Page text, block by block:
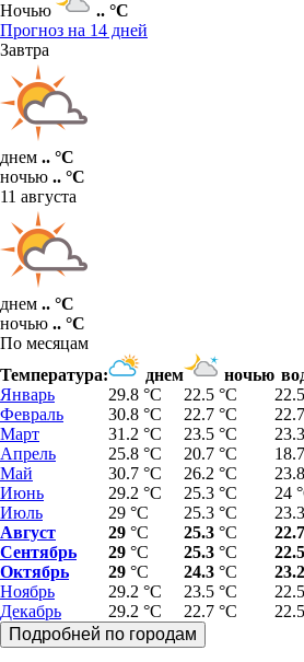
Ночью
.. °C
Прогноз на 14 дней
Завтра
днем .. °C
ночью .. °C
11 августа
днем .. °C
ночью .. °C
По месяцам
Температура:
днем ночью
Январь
29.8 °C 22.5 °C
Февраль
30.8 °C 22.7 °C
Март
31.2 °C 23.5 °C
Апрель
25.8 °C 20.7 °C
Май
30.7 °C 26.2 °C
Июнь
29.2 °C 25.3 °C 24
Июль
29 °C 25.3 °C
Август
29 °C 25.3 °C 22.7
Сентябрь
29 °C 25.3 °C 22.5
Октябрь
29 °C 24.3 °C 23.2
Ноябрь
29.2 °C 23.5 °C
Декабрь
29.2 °C 22.7 °C